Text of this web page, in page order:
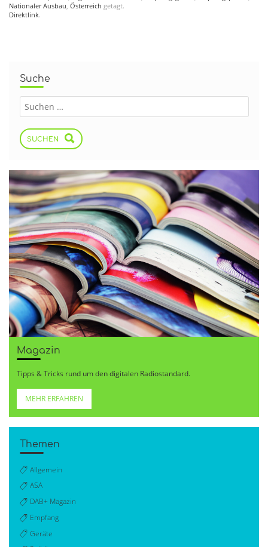
Nationaler Ausbau, Österreich getagt.
Direktlink.
Suche
SUCHEN
Magazin
Tipps & Tricks rund um den digitalen Radiostandard.
MEHR ERFAHREN
Themen
Allgemein
ASA
DAB+ Magazin
Empfang
Geräte